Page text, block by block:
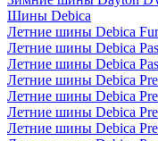
Шины Debica
Летние шины Debica
Летние шины Debica
Летние шины Debica
Летние шины Debica
Летние шины Debica
Летние шины Debica
Летние шины Debica